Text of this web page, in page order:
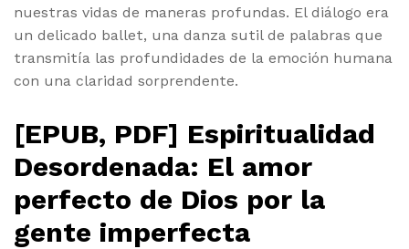
nuestras vidas de maneras profundas. El diálogo era
un delicado ballet, una danza sutil de palabras que
transmitía las profundidades de la emoción humana
con una claridad sorprendente.
[EPUB, PDF] Espiritualidad
Desordenada: El amor
perfecto de Dios por la
gente imperfecta